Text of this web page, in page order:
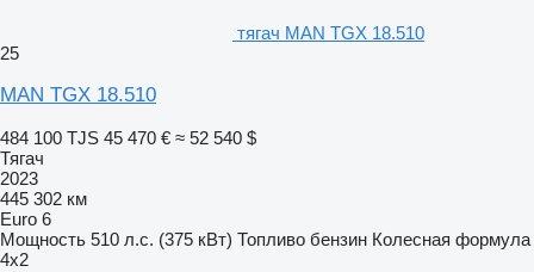
тягач MAN TGX 18.510
25
MAN TGX 18.510
484 100 TJS 45 470 € ≈ 52 540 $
Тягач
2023
445 302 км
Euro 6
Мощность 510 л.с. (375 кВт) Топливо бензин Колесная формула
4x2